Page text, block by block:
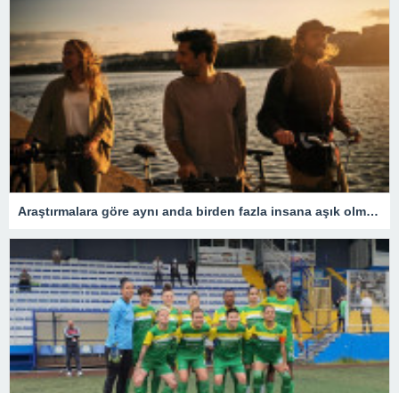
Araştırmalara göre aynı anda birden fazla insana aşık olmak mümkün